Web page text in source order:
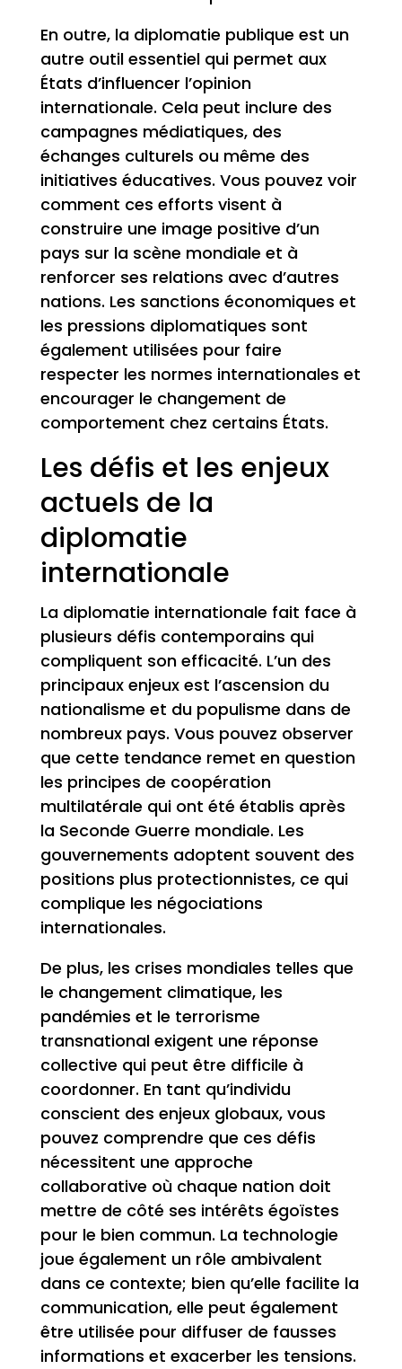
En outre, la diplomatie publique est un
autre outil essentiel qui permet aux
États d’influencer l’opinion
internationale. Cela peut inclure des
campagnes médiatiques, des
échanges culturels ou même des
initiatives éducatives. Vous pouvez voir
comment ces efforts visent à
construire une image positive d’un
pays sur la scène mondiale et à
renforcer ses relations avec d’autres
nations. Les sanctions économiques et
les pressions diplomatiques sont
également utilisées pour faire
respecter les normes internationales et
encourager le changement de
comportement chez certains États.
Les défis et les enjeux
actuels de la
diplomatie
internationale
La diplomatie internationale fait face à
plusieurs défis contemporains qui
compliquent son efficacité. L’un des
principaux enjeux est l’ascension du
nationalisme et du populisme dans de
nombreux pays. Vous pouvez observer
que cette tendance remet en question
les principes de coopération
multilatérale qui ont été établis après
la Seconde Guerre mondiale. Les
gouvernements adoptent souvent des
positions plus protectionnistes, ce qui
complique les négociations
internationales.
De plus, les crises mondiales telles que
le changement climatique, les
pandémies et le terrorisme
transnational exigent une réponse
collective qui peut être difficile à
coordonner. En tant qu’individu
conscient des enjeux globaux, vous
pouvez comprendre que ces défis
nécessitent une approche
collaborative où chaque nation doit
mettre de côté ses intérêts égoïstes
pour le bien commun. La technologie
joue également un rôle ambivalent
dans ce contexte; bien qu’elle facilite la
communication, elle peut également
être utilisée pour diffuser de fausses
informations et exacerber les tensions.